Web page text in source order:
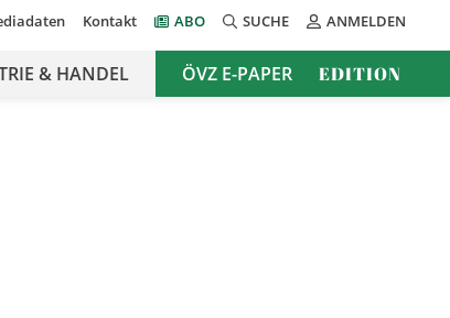
Kontakt ABO SUCHE ANMELDEN
& HANDEL ÖVZ E-PAPER EDITION